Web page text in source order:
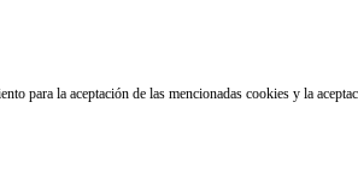
para la aceptación de las mencionadas cookies y la